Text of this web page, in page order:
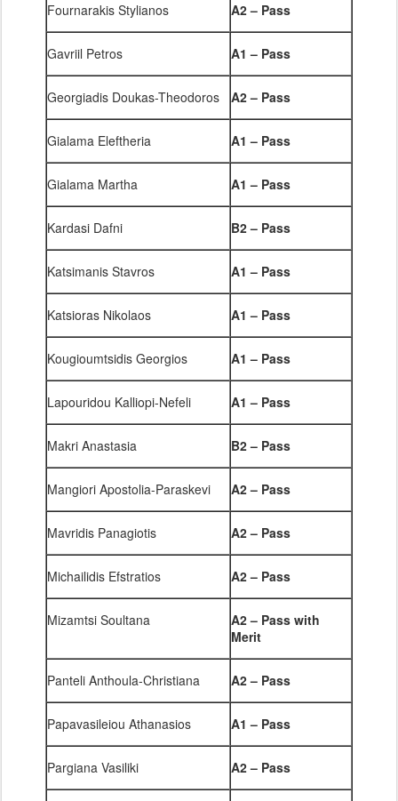
Fournarakis Stylianos A2– Pass
Gavriil Petros A1– Pass
Georgiadis Doukas-Theodoros A2– Pass
Gialama Eleftheria A1– Pass
Gialama Martha A1– Pass
Kardasi Dafni B2– Pass
Katsimanis Stavros A1– Pass
Katsioras Nikolaos A1– Pass
Kougioumtsidis Georgios A1– Pass
Lapouridou Kalliopi-Nefeli A1 – Pass
Makri Anastasia B2 – Pass
Mangiori Apostolia-Paraskevi A2 – Pass
Mavridis Panagiotis A2 – Pass
Michailidis Efstratios A2 – Pass
Mizamtsi Soultana
A2 – Pass with
Merit
Panteli Anthoula-Christiana A2 – Pass
Papavasileiou Athanasios A1 – Pass
Pargiana Vasiliki A2 – Pass